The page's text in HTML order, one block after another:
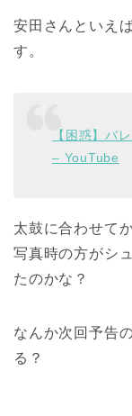
安田さんといえ
す。
【困惑】バ
– YouTube
太鼓に合わせて
写真時の方がシ
たのかな？
なんか次回予告
る？